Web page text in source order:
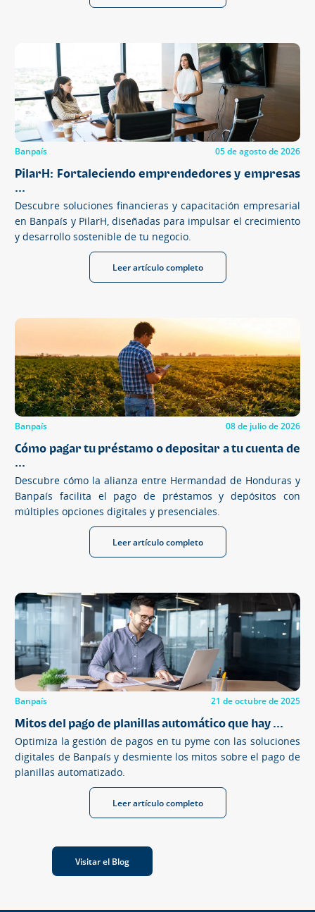
Banpaís 05 de agosto de 2026
PilarH: Fortaleciendo emprendedores y empresas
...
Descubre soluciones financieras y capacitación empresarial
en Banpaís y PilarH, diseñadas para impulsar el crecimiento
y desarrollo sostenible de tu negocio.
Leer artículo completo
Banpaís 08 de julio de 2026
Cómo pagar tu préstamo o depositar a tu cuenta de
...
Descubre cómo la alianza entre Hermandad de Honduras y
Banpaís facilita el pago de préstamos y depósitos con
múltiples opciones digitales y presenciales.
Leer artículo completo
Banpaís 21 de octubre de 2025
Mitos del pago de planillas automático que hay ...
Optimiza la gestión de pagos en tu pyme con las soluciones
digitales de Banpaís y desmiente los mitos sobre el pago de
planillas automatizado.
Leer artículo completo
Visitar el Blog